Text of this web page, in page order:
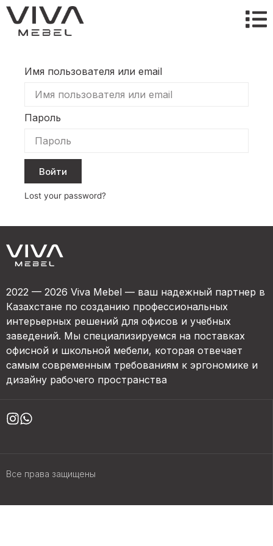
Имя пользователя или email
Пароль
Войти
Lost your password?
2022 — 2026 Viva Mebel — ваш надежный партнер в
Казахстане по созданию профессиональных
интерьерных решений для офисов и учебных
заведений. Мы специализируемся на поставках
офисной и школьной мебели, которая отвечает
самым современным требованиям к эргономике и
дизайну рабочего пространства
Все права защищены